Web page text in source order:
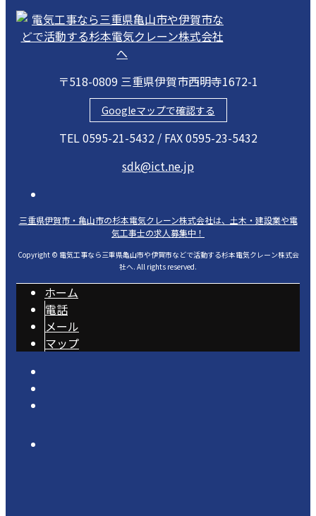
〒518-0809 三重県伊賀市西明寺1672-1
Googleマップで確認する
TEL 0595-21-5432 / FAX 0595-23-5432
sdk@ict.ne.jp
三重県伊賀市・亀山市の杉本電気クレーン株式会社は、土木・建設業や電
気工事士の求人募集中！
Copyright © 電気工事なら三重県亀山市や伊賀市などで活動する杉本電気クレーン株式会
社へ. All rights reserved.
ホーム
電話
メール
マップ